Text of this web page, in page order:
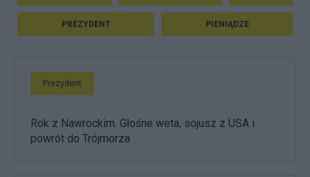
PREZYDENT PIENIĄDZE
Prezydent
Rok z Nawrockim. Głośne weta, sojusz z USA i
powrót do Trójmorza